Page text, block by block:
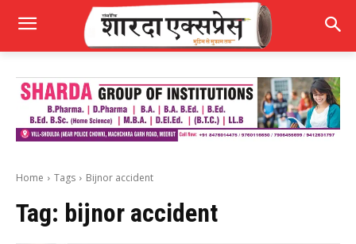
Home Tags Bijnor accident
Tag: bijnor accident